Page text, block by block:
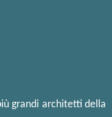
grandi architetti della